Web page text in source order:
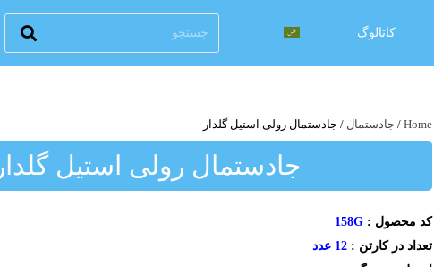
کاتالوگ
Home
/ جادستمال / جادستمال رولی استیل گلدار
جادستمال رولی استیل گلدار
کد محصول : 158G
تعداد در کارتن : 12 عدد